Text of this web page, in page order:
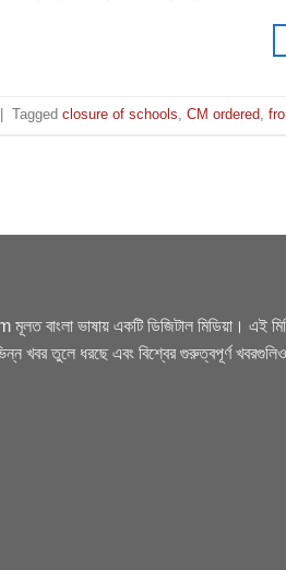
Tagged closure of schools, CM ordered,
বাংলা ভাষায় একটি ডিজিটাল মিডিয়া। এই
খবর তুলে ধরছে এবং বিশ্বের গুরুত্বপূর্ণ